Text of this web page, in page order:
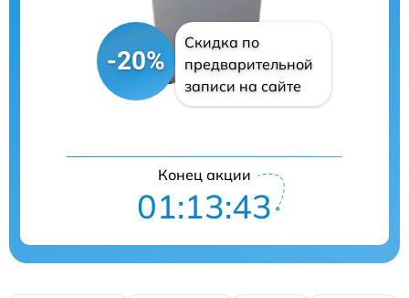
-20%
Скидка по
предварительной
записи на сайте
Конец акции
01:13:42